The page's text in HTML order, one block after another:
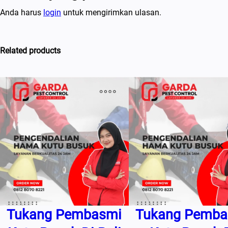
Anda harus login untuk mengirimkan ulasan.
Related products
Tukang Pembasmi
Tukang